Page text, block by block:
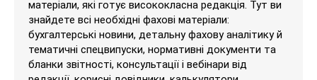
матеріали, які готує висококласна редакція. Тут ви
знайдете всі необхідні фахові матеріали:
бухгалтерські новини, детальну фахову аналітику й
тематичні спецвипуски, нормативні документи та
бланки звітності, консультації і вебінари від